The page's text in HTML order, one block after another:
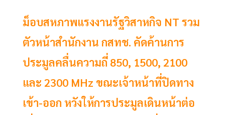
ม็อบสหภาพแรงงานรัฐวิสาหกิจ NT รวม
ตัวหน้าสำนักงาน กสทช. คัดค้านการ
ประมูลคลื่นความถี่ 850, 1500, 2100
และ 2300 MHz ขณะเจ้าหน้าที่ปิดทาง
เข้า-ออก หวังให้การประมูลเดินหน้าต่อ